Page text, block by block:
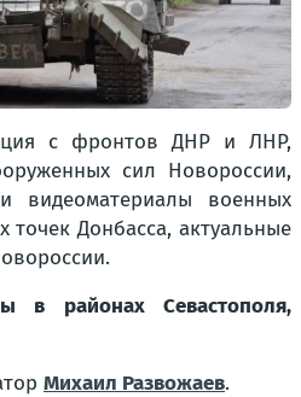
с фронтов ДНР и ЛНР,
сил Новороссии,
военных
точек Донбасса, актуальные
в районах Севастополя,
Михаил Развожаев.